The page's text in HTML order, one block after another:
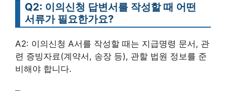
Q2: 이의신청 답변서를 작성할 때 어떤
서류가 필요한가요?
A2: 이의신청 A서를 작성할 때는 지급명령 문서, 관
련 증빙자료(계약서, 송장 등), 관할 법원 정보를 준
비해야 합니다.